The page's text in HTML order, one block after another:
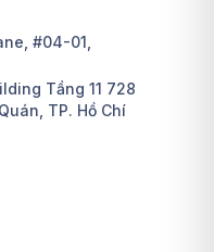
#04-01,
Tầng 11 728
TP. Hồ Chí